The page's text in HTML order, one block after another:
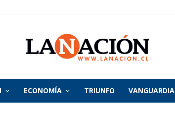
La
ECONOMÍA TRIUNFO VANGUARDIA